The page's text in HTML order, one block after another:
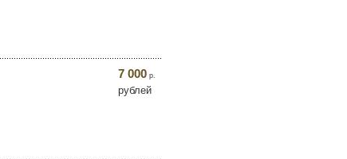
7 000 р.
рублей